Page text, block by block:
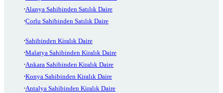
Alanya Sahibinden Satılık Daire
Çorlu Sahibinden Satılık Daire
Sahibinden Kiralık Daire
Malatya Sahibinden Kiralık Daire
Ankara Sahibinden Kiralık Daire
Konya Sahibinden Kiralık Daire
Antalya Sahibinden Kiralık Daire